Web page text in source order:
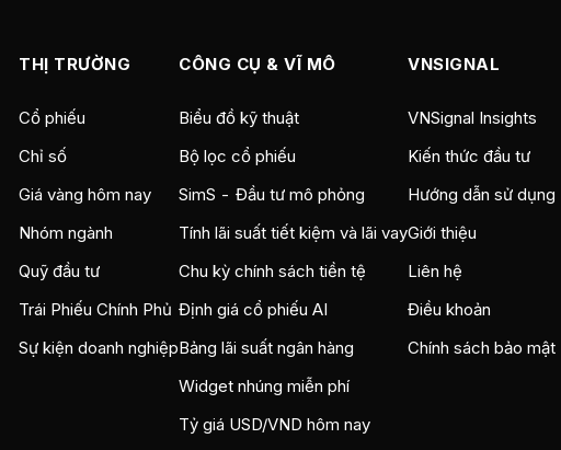
THỊ TRƯỜNG
Cổ phiếu
Chỉ số
Giá vàng hôm nay
Nhóm ngành
Quỹ đầu tư
Trái Phiếu Chính Phủ
Sự kiện doanh nghiệp
CÔNG CỤ & VĨ MÔ
Biểu đồ kỹ thuật
Bộ lọc cổ phiếu
SimS - Đầu tư mô phỏng
Tính lãi suất tiết kiệm và lãi vay
Chu kỳ chính sách tiền tệ
Định giá cổ phiếu AI
Bảng lãi suất ngân hàng
Widget nhúng miễn phí
Tỷ giá USD/VND hôm nay
VNSIGNAL
VNSignal Insights
Kiến thức đầu tư
Hướng dẫn sử dụng
Giới thiệu
Liên hệ
Điều khoản
Chính sách bảo mật